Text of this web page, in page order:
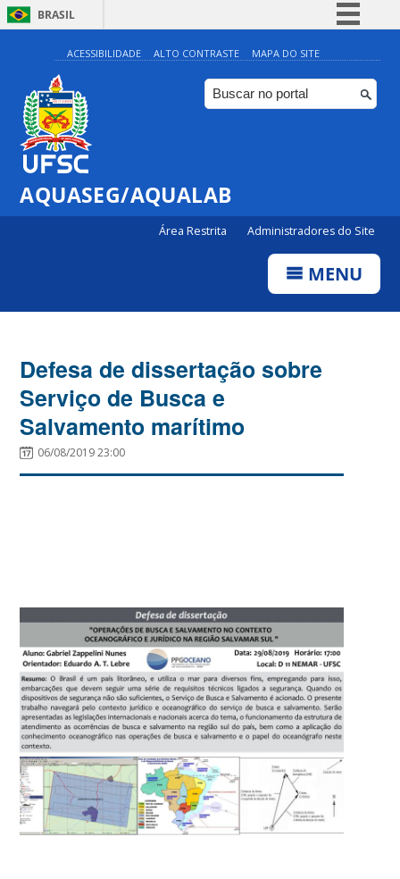
BRASIL
Simplifique!
Comunica BR
Participe
ACESSIBILIDADE ALTO CONTRASTE MAPA DO SITE
AQUASEG/AQUALAB
Área Restrita Administradores do Site
MENU
Defesa de dissertação sobre
Serviço de Busca e
Salvamento marítimo
06/08/2019 23:00